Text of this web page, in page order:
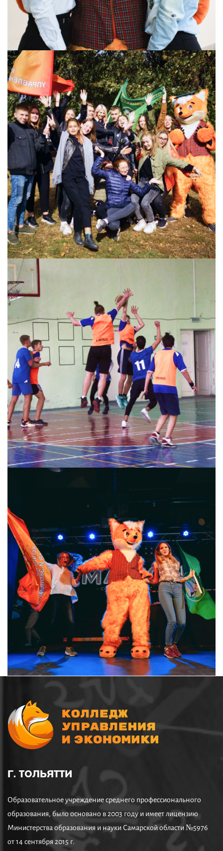
Г. ТОЛЬЯТТИ
Образовательное учреждение среднего профессионального
образования, было основано в 2003 году и имеет лицензию
Министерства образования и науки Самарской области №5976
от 14 сентября 2015 г.